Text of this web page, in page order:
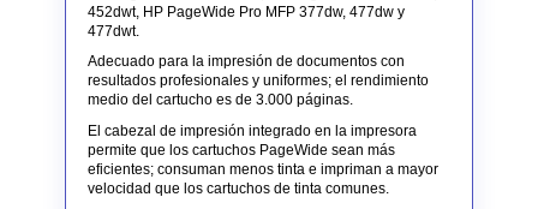
452dwt, HP PageWide Pro MFP 377dw, 477dw y
477dwt.
Adecuado para la impresión de documentos con
resultados profesionales y uniformes; el rendimiento
medio del cartucho es de 3.000 páginas.
El cabezal de impresión integrado en la impresora
permite que los cartuchos PageWide sean más
eficientes; consuman menos tinta e impriman a mayor
velocidad que los cartuchos de tinta comunes.